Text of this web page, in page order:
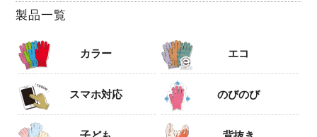
製品一覧
カラー エコ
スマホ対応 のびのび